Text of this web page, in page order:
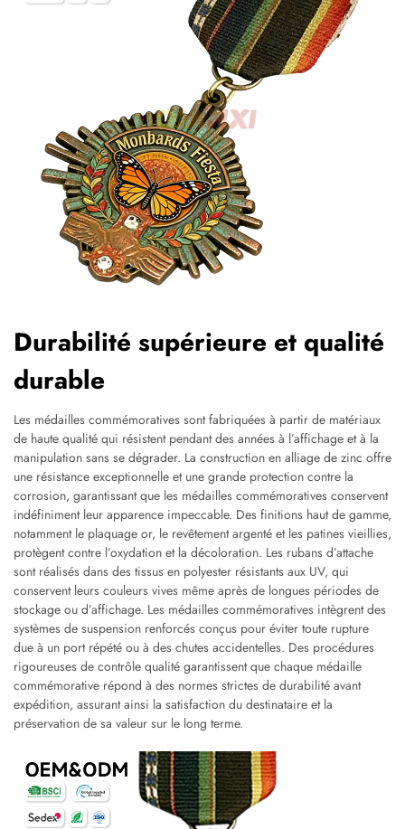
Durabilité supérieure et qualité
durable
Les médailles commémoratives sont fabriquées à partir de matériaux
de haute qualité qui résistent pendant des années à l’affichage et à la
manipulation sans se dégrader. La construction en alliage de zinc offre
une résistance exceptionnelle et une grande protection contre la
corrosion, garantissant que les médailles commémoratives conservent
indéfiniment leur apparence impeccable. Des finitions haut de gamme,
notamment le plaquage or, le revêtement argenté et les patines vieillies,
protègent contre l’oxydation et la décoloration. Les rubans d’attache
sont réalisés dans des tissus en polyester résistants aux UV, qui
conservent leurs couleurs vives même après de longues périodes de
stockage ou d’affichage. Les médailles commémoratives intègrent des
systèmes de suspension renforcés conçus pour éviter toute rupture
due à un port répété ou à des chutes accidentelles. Des procédures
rigoureuses de contrôle qualité garantissent que chaque médaille
commémorative répond à des normes strictes de durabilité avant
expédition, assurant ainsi la satisfaction du destinataire et la
préservation de sa valeur sur le long terme.